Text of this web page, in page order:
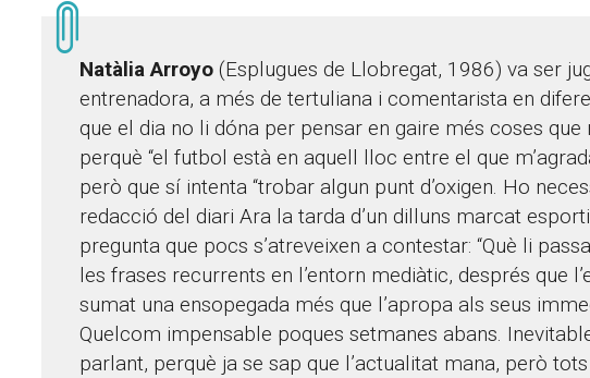
Natàlia Arroyo (Esplugues de Llobregat, 1986) va ser
entrenadora, a més de tertuliana i comentarista en
que el dia no li dóna per pensar en gaire més coses
perquè “el futbol està en aquell lloc entre el que
però que sí intenta “trobar algun punt d’oxigen. Ho
redacció del diari Ara la tarda d’un dilluns marcat
pregunta que pocs s’atreveixen a contestar: “Què li
les frases recurrents en l’entorn mediàtic, després que
sumat una ensopegada més que l’apropa als seus
Quelcom impensable poques setmanes abans.
parlant, perquè ja se sap que l’actualitat mana, però